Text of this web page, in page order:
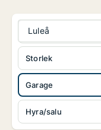
Luleå
Garage
Hyra/salu
Storlek